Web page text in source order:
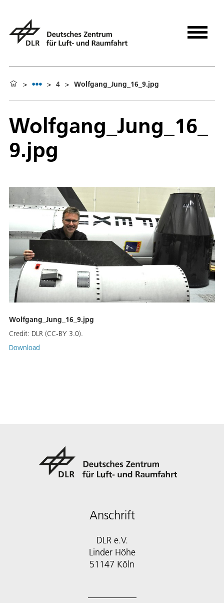
> > 4 > Wolfgang_Jung_16_9.jpg
Wolfgang_Jung_16_
9.jpg
Wolfgang_Jung_16_9.jpg
Credit: DLR (CC-BY 3.0).
Download
Anschrift
DLR e.V.
Linder Höhe
51147 Köln